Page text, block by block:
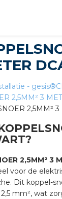
-
2,5MM² 3
voor de
Dit koppel-
mm², wat